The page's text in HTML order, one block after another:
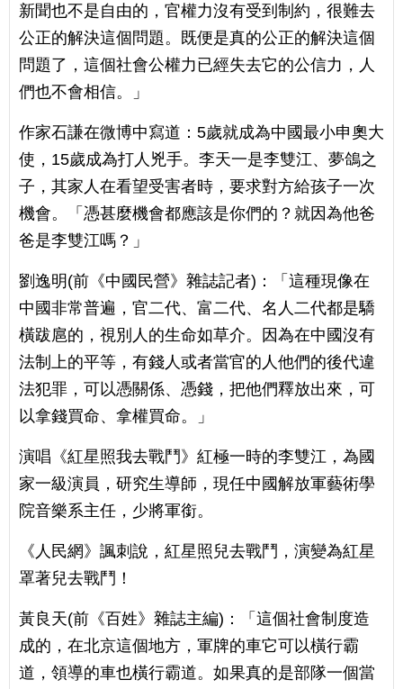
新聞也不是自由的，官權力沒有受到制約，很難去
公正的解決這個問題。既便是真的公正的解決這個
問題了，這個社會公權力已經失去它的公信力，人
們也不會相信。」
作家石謙在微博中寫道：5歲就成為中國最小申奧大
使，15歲成為打人兇手。李天一是李雙江、夢鴿之
子，其家人在看望受害者時，要求對方給孩子一次
機會。「憑甚麼機會都應該是你們的？就因為他爸
爸是李雙江嗎？」
劉逸明(前《中國民營》雜誌記者)：「這種現像在
中國非常普遍，官二代、富二代、名人二代都是驕
橫跋扈的，視別人的生命如草介。因為在中國沒有
法制上的平等，有錢人或者當官的人他們的後代違
法犯罪，可以憑關係、憑錢，把他們釋放出來，可
以拿錢買命、拿權買命。」
演唱《紅星照我去戰鬥》紅極一時的李雙江，為國
家一級演員，研究生導師，現任中國解放軍藝術學
院音樂系主任，少將軍銜。
《人民網》諷刺說，紅星照兒去戰鬥，演變為紅星
罩著兒去戰鬥！
黃良天(前《百姓》雜誌主編)：「這個社會制度造
成的，在北京這個地方，軍牌的車它可以橫行霸
道，領導的車也橫行霸道。如果真的是部隊一個當